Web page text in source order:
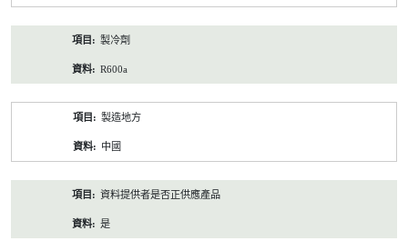
製冷劑
R600a
製造地方
中國
資料提供者是否正供應產品
是